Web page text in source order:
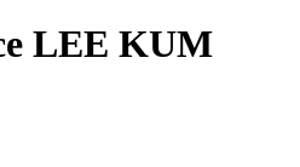
LEE KUM